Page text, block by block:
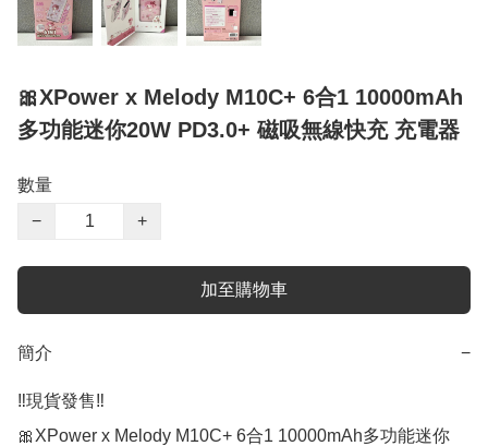
🎀XPower x Melody M10C+ 6合1 10000mAh
多功能迷你20W PD3.0+ 磁吸無線快充 充電器
數量
−
+
加至購物車
簡介 −
‼️現貨發售‼️
🎀XPower x Melody M10C+ 6合1 10000mAh多功能迷你